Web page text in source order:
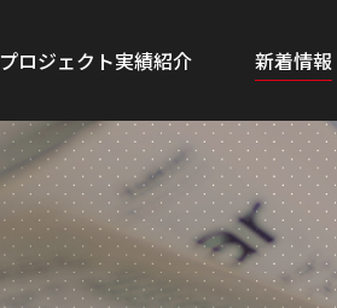
プロジェクト実績紹介 新着情報